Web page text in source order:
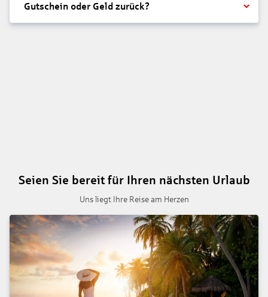
Gutschein oder Geld zurück?
Seien Sie bereit für Ihren nächsten Urlaub
Uns liegt Ihre Reise am Herzen